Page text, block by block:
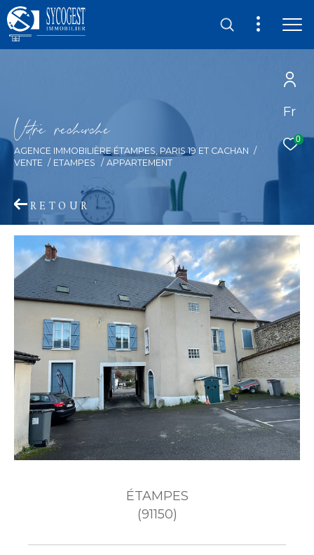
Fr
0
Vore recece
AGENCE IMMOBILIÈRE ÉTAMPES, PARIS 19 ET CACHAN
VENTE
ETAMPES APPARTEMENT
RETOUR
ÉTAMPES
(91150)